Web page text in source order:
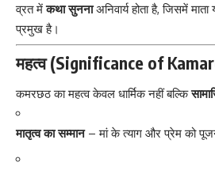
व्रत मेंकथा सुननाअनिवार्य होता है, जिसमें
प्रमुख है।
महत्व (Significance of
कमरछठ का महत्व केवल धार्मिक नहीं बल्कि
मातृत्व का सम्मान– मां के त्याग और प्रेम को